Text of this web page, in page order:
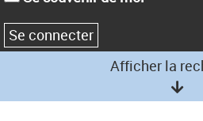
Afficher la